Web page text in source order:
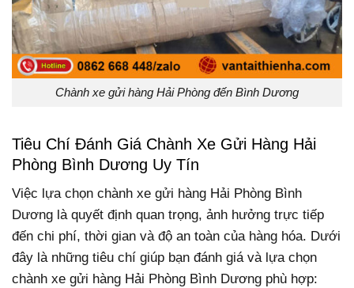
Chành xe gửi hàng Hải Phòng đến Bình Dương
Tiêu Chí Đánh Giá Chành Xe Gửi Hàng Hải
Phòng Bình Dương Uy Tín
Việc lựa chọn chành xe gửi hàng Hải Phòng Bình
Dương là quyết định quan trọng, ảnh hưởng trực tiếp
đến chi phí, thời gian và độ an toàn của hàng hóa. Dưới
đây là những tiêu chí giúp bạn đánh giá và lựa chọn
chành xe gửi hàng Hải Phòng Bình Dương phù hợp: